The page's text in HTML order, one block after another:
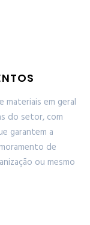
em geral
do setor, com
garantem a
de
ou mesmo